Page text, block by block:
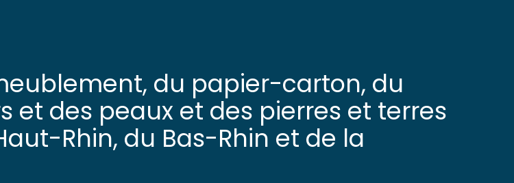
du papier-carton, du
et des peaux et des pierres et terres
Rhin, du Bas-Rhin et de la